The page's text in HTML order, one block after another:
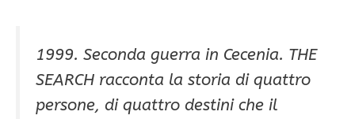
1999. Seconda guerra in Cecenia. THE
SEARCH racconta la storia di quattro
persone, di quattro destini che il